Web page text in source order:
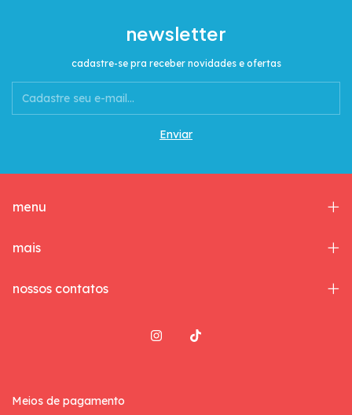
newsletter
cadastre-se pra receber novidades e ofertas
menu
mais
nossos contatos
Meios de pagamento